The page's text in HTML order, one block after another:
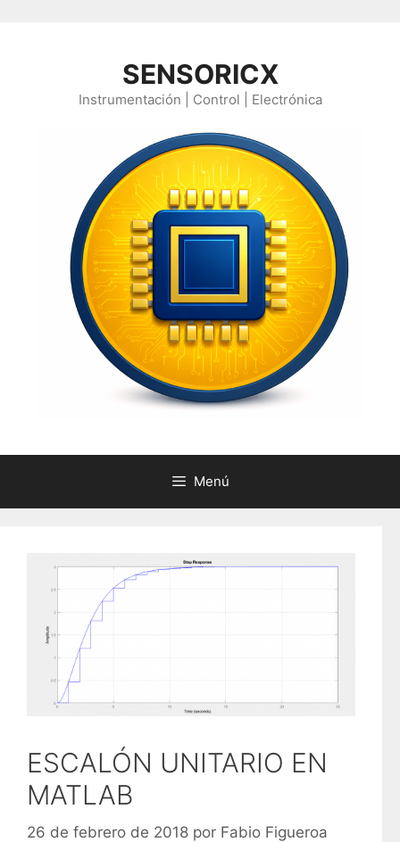
SENSORICX
Instrumentación | Control | Electrónica
Menú
ESCALÓN UNITARIO EN
MATLAB
26 de febrero de 2018 por Fabio Figueroa